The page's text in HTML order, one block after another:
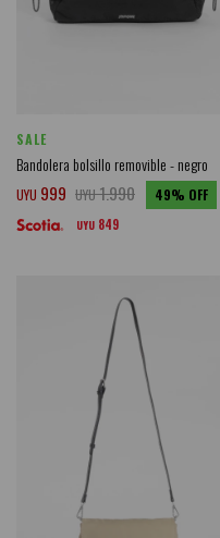
SALE
Bandolera bolsillo removible - negro
UYU 999 UYU1.990 49
UYU 849